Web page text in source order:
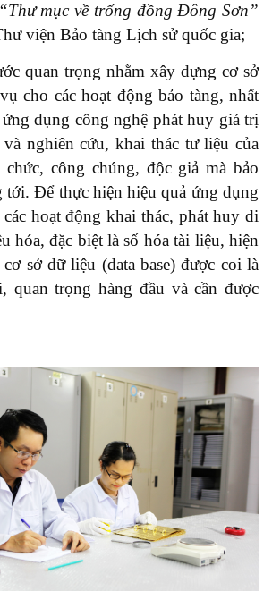
mục về trống đồng Đông Sơn”
viện Bảo tàng Lịch sử quốc gia;
quan trọng nhằm xây dựng cơ sở
cho các hoạt động bảo tàng, nhất
dụng công nghệ phát huy giá trị
nghiên cứu, khai thác tư liệu của
chức, công chúng, độc giả mà bảo
tới. Để thực hiện hiệu quả ứng dụng
hoạt động khai thác, phát huy di
hóa, đặc biệt là số hóa tài liệu, hiện
sở dữ liệu (data base) được coi là
quan trọng hàng đầu và cần được